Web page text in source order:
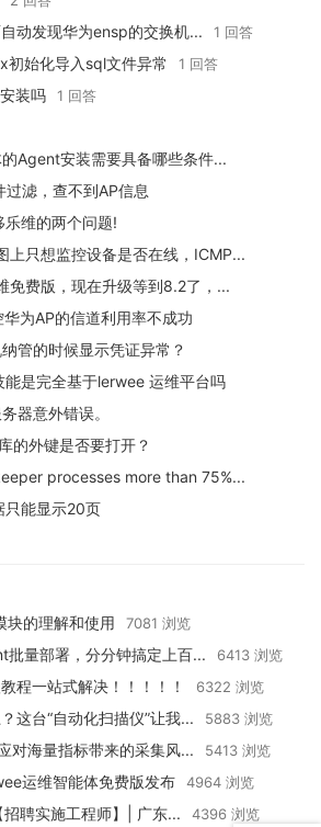
动发现华为ensp的交换机... 1 回答
始化导入sql文件异常 1 回答
装吗 1 回答
Agent安装需要具备哪些条件...
过滤，查不到AP信息
维的两个问题!
上只想监控设备是否在线，ICMP...
免费版，现在升级等到8.2了，...
为AP的信道利用率不成功
管的时候显示凭证异常？
是完全基于lerwee 运维平台吗
器意外错误。
的外键是否要打开？
processes more than 75%...
能显示20页
块的理解和使用 7081 浏览
批量部署，分分钟搞定上百... 6413 浏览
程一站式解决！！！！！ 6322 浏览
这台“自动化扫描仪”让我... 5883 浏览
对海量指标带来的采集风... 5413 浏览
运维智能体免费版发布 4964 浏览
聘实施工程师】| 广东... 4396 浏览